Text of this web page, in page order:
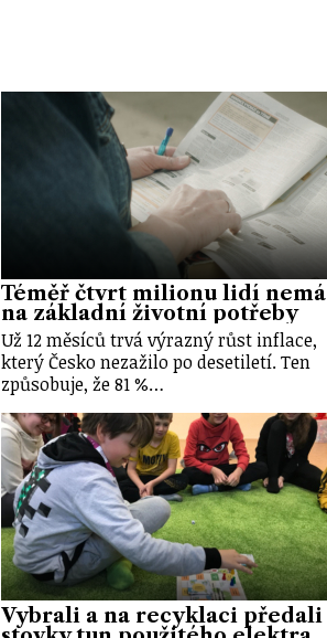
Téměř čtvrt milionu lidí nemá
na základní životní potřeby
Už 12 měsíců trvá výrazný růst inflace,
který Česko nezažilo po desetiletí. Ten
způsobuje, že 81 %…
Vybrali a na recyklaci předali